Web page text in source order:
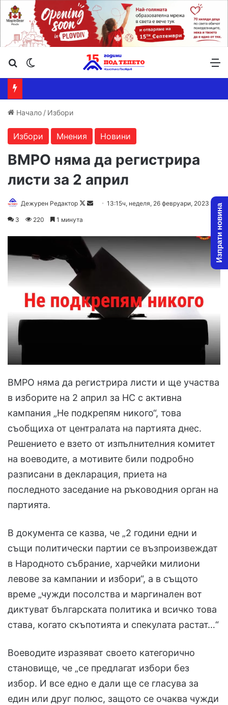
Търсене ...
Начало / Избори
Избори Мнения Новини
ВМРО няма да регистрира
листи за 2 април
Дежурен Редактор
Follow
Send13:15ч, неделя, 26 февруари, 2023
3 220 1 минута
ВМРО няма да регистрира листи и ще участва
в изборите на 2 април за НС с активна
кампания „Не подкрепям никого“, това
съобщиха от централата на партията днес.
Решението е взето от изпълнителния комитет
на воеводите, а мотивите били подробно
разписани в декларация, приета на
последното заседание на ръководния орган на
партията.
В документа се казва, че „2 години едни и
същи политически партии се възпроизвеждат
в Народното събрание, харчейки милиони
левове за кампании и избори“, а в същото
време „чужди посолства и маргинален вот
диктуват българската политика и всичко това
става, когато скъпотията и спекулата растат…“
Воеводите изразяват своето категорично
становище, че „се предлагат избори без
избор. И все едно е дали ще се гласува за
един или друг полюс, защото се очаква чужди
Изпрати новина